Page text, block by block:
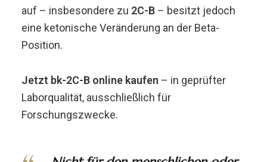
auf – insbesondere zu 2C-B– besitzt jedoch
eine ketonische Veränderung an der Beta-
Position.
Jetzt bk-2C-B online kaufen – in geprüfter
Laborqualität, ausschließlich für
Forschungszwecke.